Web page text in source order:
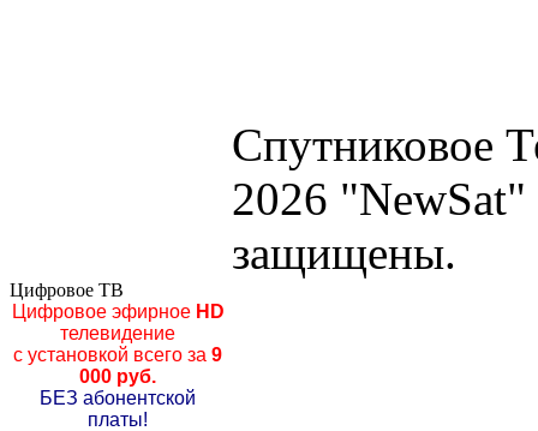
Спутниковое
2026
защищены.
Цифровое ТВ
Цифровое эфирноеHD
телевидение
с установкой всего за 9
000 руб.
БЕЗ абонентской
платы!